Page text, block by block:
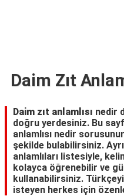
Daim Zıt
Daim zıt anlamlısı nedir
doğru yerdesiniz. Bu
anlamlısı nedir sorusunun
şekilde bulabilirsiniz.
anlamlıları listesiyle,
kolayca öğrenebilir ve
kullanabilirsiniz.
isteyen herkes için